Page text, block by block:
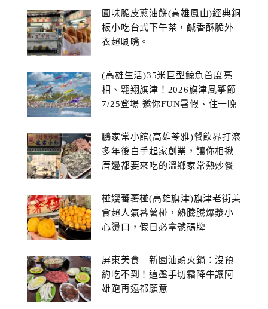
圓味脆皮蔥油餅(高雄鳳山)經典銅
板小吃台式下午茶，鹹香酥脆外
衣超唰嘴。
(高雄生活)35米巨型鯨魚首度亮
相、翱翔旗津！2026旗津風箏節
7/25登場 邀你FUN暑假、住一晚
鵬家常小館(高雄苓雅)餐飲界打滾
多年後白手起家創業，讓你相揪
厝邊都要來吃的溫鄉家常熱炒餐
椪嫂蕃薯椪(高雄旗津)旗津老街美
食超人氣蕃薯椪，熱騰騰爆漿小
心燙口，假日必拿號碼牌
屏東美食｜新園汕頭火鍋：沒預
約吃不到！這盤手切霜降牛讓阿
雄跑再遠都願意